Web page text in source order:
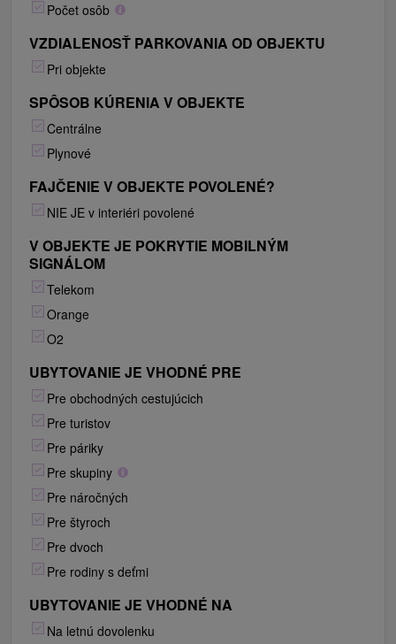
Počet osôb
VZDIALENOSŤ PARKOVANIA OD OBJEKTU
Pri objekte
SPÔSOB KÚRENIA V OBJEKTE
Centrálne
Plynové
FAJČENIE V OBJEKTE POVOLENÉ?
NIE JE v interiéri povolené
V OBJEKTE JE POKRYTIE MOBILNÝM
SIGNÁLOM
Telekom
Orange
O2
UBYTOVANIE JE VHODNÉ PRE
Pre obchodných cestujúcich
Pre turistov
Pre páriky
Pre skupiny
Pre náročných
Pre štyroch
Pre dvoch
Pre rodiny s deťmi
UBYTOVANIE JE VHODNÉ NA
Na letnú dovolenku